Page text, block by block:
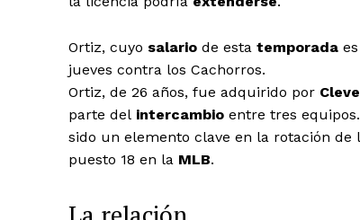
Ortiz, cuyo salario de esta temporada
jueves contra los Cachorros.
Ortiz, de 26 años, fue adquirido por
parte del intercambio entre tres
sido un elemento clave en la rotación de
puesto 18 en la MLB.